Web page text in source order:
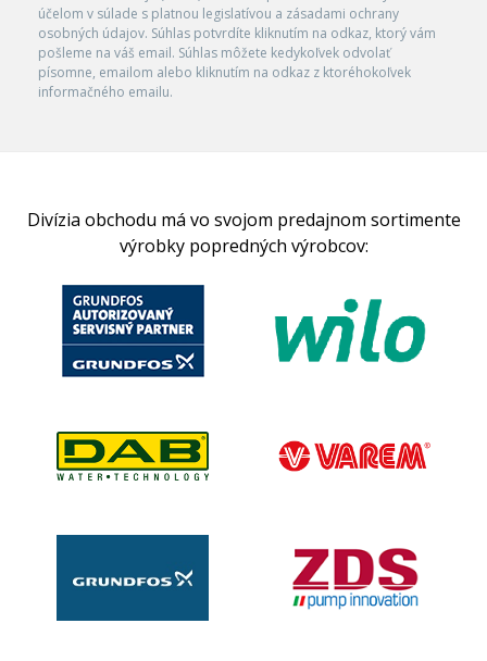
účelom v súlade s platnou legislatívou a zásadami ochrany
osobných údajov. Súhlas potvrdíte kliknutím na odkaz, ktorý vám
pošleme na váš email. Súhlas môžete kedykoľvek odvolať
písomne, emailom alebo kliknutím na odkaz z ktoréhokoľvek
informačného emailu.
Divízia obchodu má vo svojom predajnom sortimente
výrobky popredných výrobcov: